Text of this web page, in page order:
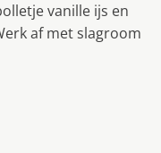
vanille ijs en
af met slagroom